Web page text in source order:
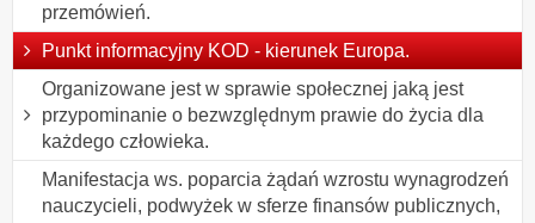
przemówień.
Punkt informacyjny KOD - kierunek Europa.
Organizowane jest w sprawie społecznej jaką jest
przypominanie o bezwzględnym prawie do życia dla
każdego człowieka.
Manifestacja ws. poparcia żądań wzrostu wynagrodzeń
nauczycieli, podwyżek w sferze finansów publicznych,